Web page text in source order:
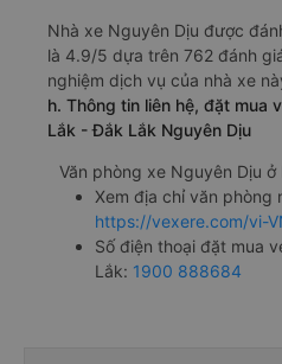
Nhà xe Nguyên Dịu được
là 4.9/5 dựa trên 762 đánh
nghiệm dịch vụ của nhà xe
h. Thông tin liên hệ, đặt mua
Lắk - Đắk Lắk Nguyên Dịu
Văn phòng xe Nguyên Dịu ở
Xem địa chỉ văn phòng
https://vexere.com/vi-
Số điện thoại đặt mua
Lắk: 1900 888684